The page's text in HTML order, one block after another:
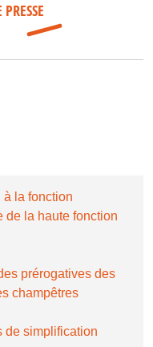
à la fonction
de la haute fonction
prérogatives des
champêtres
de simplification